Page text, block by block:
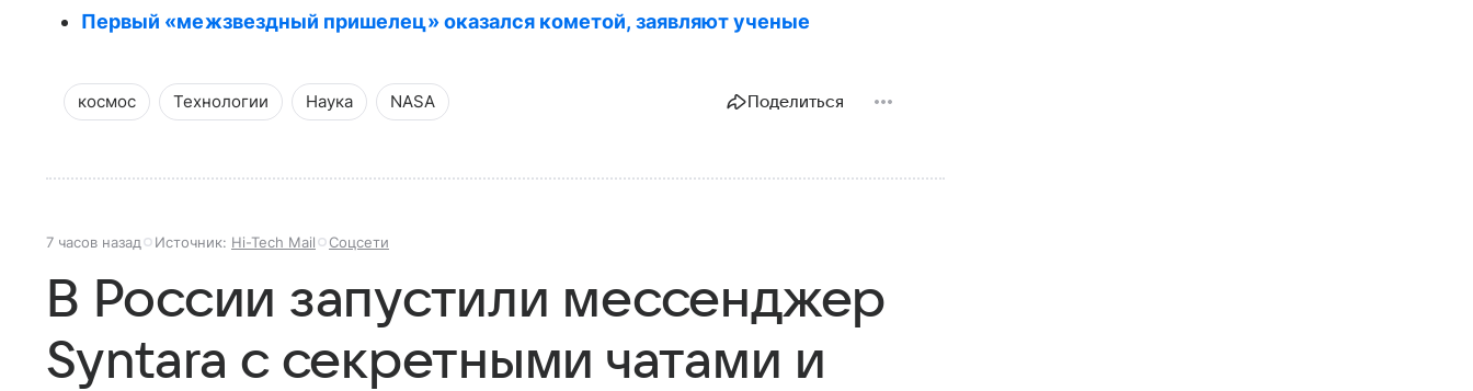
Первый «межзвездный пришелец» оказался кометой, заявляют ученые
космос Технологии Наука NASA Поделиться
7 часов назад Источник: Hi-Tech Mail Соцсети
В России запустили мессенджер
Syntara с секретными чатами и